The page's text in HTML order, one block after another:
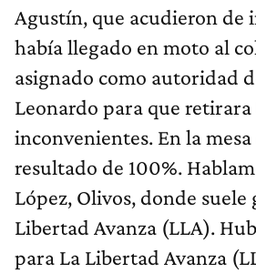
Agustín, que acudieron de
había llegado en moto al
asignado como autoridad
Leonardo para que
inconvenientes. En la
resultado de 100%.
López, Olivos, donde suele
Libertad Avanza (LLA).
para La Libertad Avanza